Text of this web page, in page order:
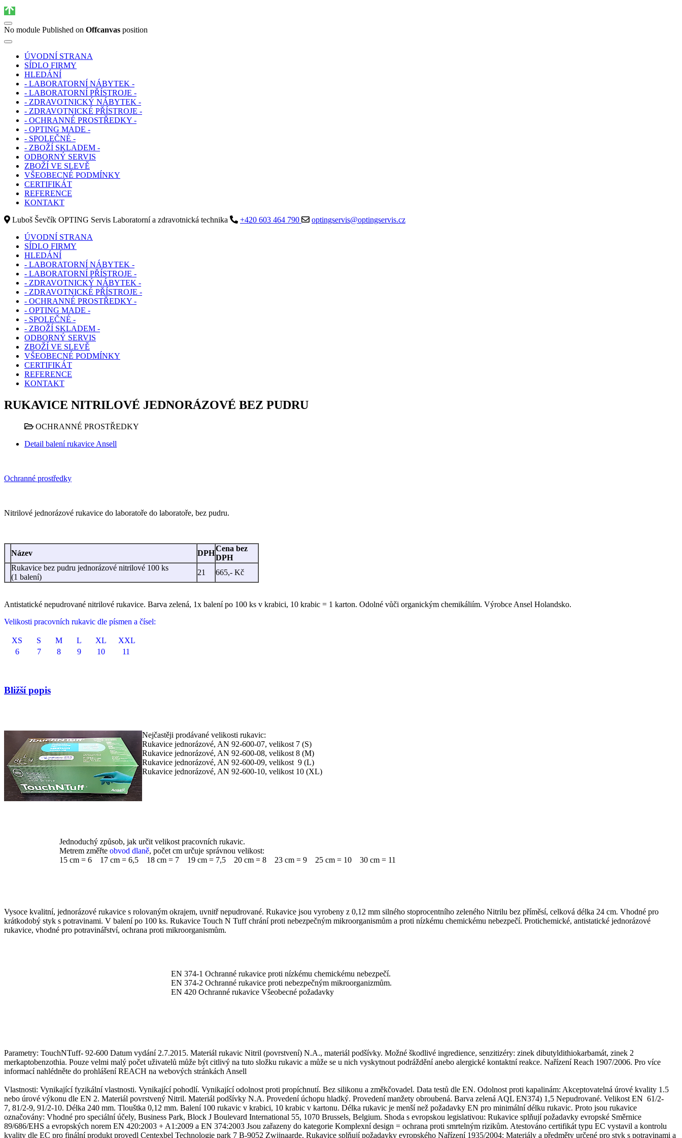
No module Published on Offcanvas position
ÚVODNÍ STRANA
SÍDLO FIRMY
HLEDÁNÍ
- LABORATORNÍ NÁBYTEK -
- LABORATORNÍ PŘÍSTROJE -
- ZDRAVOTNICKÝ NÁBYTEK -
- ZDRAVOTNICKÉ PŘÍSTROJE -
- OCHRANNÉ PROSTŘEDKY -
- OPTING MADE -
- SPOLEČNÉ -
- ZBOŽÍ SKLADEM -
ODBORNÝ SERVIS
ZBOŽÍ VE SLEVĚ
VŠEOBECNÉ PODMÍNKY
CERTIFIKÁT
REFERENCE
KONTAKT
Luboš Ševčík OPTING Servis Laboratorní a zdravotnická technika
+420 603 464 790
optingservis@optingservis.cz
ÚVODNÍ STRANA
SÍDLO FIRMY
HLEDÁNÍ
- LABORATORNÍ NÁBYTEK -
- LABORATORNÍ PŘÍSTROJE -
- ZDRAVOTNICKÝ NÁBYTEK -
- ZDRAVOTNICKÉ PŘÍSTROJE -
- OCHRANNÉ PROSTŘEDKY -
- OPTING MADE -
- SPOLEČNÉ -
- ZBOŽÍ SKLADEM -
ODBORNÝ SERVIS
ZBOŽÍ VE SLEVĚ
VŠEOBECNÉ PODMÍNKY
CERTIFIKÁT
REFERENCE
KONTAKT
RUKAVICE NITRILOVÉ JEDNORÁZOVÉ BEZ PUDRU
OCHRANNÉ PROSTŘEDKY
Detail balení rukavice Ansell
Ochranné prostředky
Nitrilové jednorázové rukavice do laboratoře do laboratoře, bez pudru.
Název DPH
Cena bez
DPH
Rukavice bez pudru jednorázové nitrilové 100 ks
(1 balení)
21 665,- Kč
Antistatické nepudrované nitrilové rukavice. Barva zelená, 1x balení po 100 ks v krabici, 10 krabic = 1 karton. Odolné vůči organickým chemikáliím. Výrobce Ansel Holandsko.
Velikosti pracovních rukavic dle písmen a čísel:
XS S M L XL
XXL
6
7 8 9 10 11
Bližší popis
Nejčastěji prodávané velikosti rukavic:
Rukavice jednorázové, AN 92-600-07, velikost 7 (S)
Rukavice jednorázové, AN 92-600-08, velikost 8 (M)
Rukavice jednorázové, AN 92-600-09, velikost 9 (L)
Rukavice jednorázové, AN 92-600-10, velikost 10 (XL)
Jednoduchý způsob, jak určit velikost pracovních rukavic.
Metrem změřte obvod dlaně, počet cm určuje správnou velikost:
15 cm = 6 17 cm = 6,5 18 cm = 7 19 cm = 7,5 20 cm = 8 23 cm = 9 25 cm = 10 30 cm = 11
Vysoce kvalitní, jednorázové rukavice s rolovaným okrajem, uvnitř nepudrované. Rukavice jsou vyrobeny z 0,12 mm silného stoprocentního zeleného Nitrilu bez příměsí, celková délka 24 cm. Vhodné pro
krátkodobý styk s potravinami. V balení po 100 ks. Rukavice Touch N Tuff chrání proti nebezpečným mikroorganismům a proti nízkému chemickému nebezpečí. Protichemické, antistatické jednorázové
rukavice, vhodné pro potravinářství, ochrana proti mikroorganismům.
EN 374-1 Ochranné rukavice proti nízkému chemickému nebezpečí.
EN 374-2 Ochranné rukavice proti nebezpečným mikroorganizmům.
EN 420 Ochranné rukavice Všeobecné požadavky
Parametry: TouchNTuff- 92-600 Datum vydání 2.7.2015. Materiál rukavic Nitril (povrstvení) N.A., materiál podšívky. Možné škodlivé ingredience, senzitizéry: zinek dibutyldithiokarbamát, zinek 2
merkaptobenzothia. Pouze velmi malý počet uživatelů může být citlivý na tuto složku rukavic a může se u nich vyskytnout podráždění anebo alergické kontaktní reakce. Nařízení Reach 1907/2006. Pro více
informací nahlédněte do prohlášení REACH na webových stránkách Ansell
Vlastnosti: Vynikající fyzikální vlastnosti. Vynikající pohodlí. Vynikající odolnost proti propíchnutí. Bez silikonu a změkčovadel. Data testů dle EN. Odolnost proti kapalinám: Akceptovatelná úrové kvality 1.5
nebo úrové výkonu dle EN 2. Materiál povrstvený Nitril. Materiál podšívky N.A. Provedení úchopu hladký. Provedení manžety obroubená. Barva zelená AQL EN374) 1,5 Nepudrované. Velikost EN 61/2-
7, 81/2-9, 91/2-10. Délka 240 mm. Tlouštka 0,12 mm. Balení 100 rukavic v krabici, 10 krabic v kartonu. Délka rukavic je menší než požadavky EN pro minimální délku rukavic. Proto jsou rukavice
označovány: Vhodné pro speciální účely, Business Park, Block J Boulevard International 55, 1070 Brussels, Belgium. Shoda s evropskou legislativou: Rukavice splňují požadavky evropské Směrnice
89/686/EHS a evropských norem EN 420:2003 + A1:2009 a EN 374:2003 Jsou zařazeny do kategorie Komplexní design = ochrana proti smrtelným rizikům. Atestováno certifikát typu EC vystavil a kontrolu
kvality dle EC pro finální produkt provedl Centexbel Technologie park 7 B-9052 Zwijnaarde. Rukavice splňují požadavky evropského Nařízení 1935/2004: Materiály a předměty určené pro styk s potravinami a